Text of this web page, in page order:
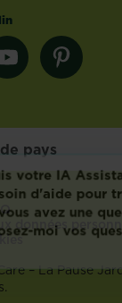
pays
données
– La Pause